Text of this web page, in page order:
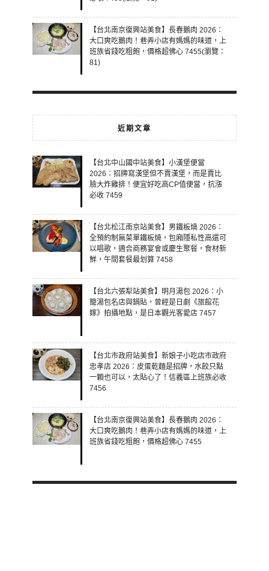
【台北南京復興站美食】長春鵝肉 2026：
大口爽吃鵝肉！巷弄小店有媽媽的味道，上
班族省錢吃粗飽，價格超佛心 7455(瀏覽：
81)
近期文章
【台北中山國中站美食】小漢堡便當
2026：招牌寫漢堡但不賣漢堡，而是賣比
臉大炸雞排！便宜好吃高CP值便當，抗漲
必收 7459
【台北松江南京站美食】男鐵板燒 2026：
全預約制無菜單鐵板燒，包廂隱私性高還可
以唱歌，適合商務宴會或慶生聚餐，食材新
鮮，午間套餐最划算 7458
【台北六張犁站美食】明月湯包 2026：小
籠湯包名店與鍋貼，曾經是日劇《旅館花
嫁》拍攝地點，是日本觀光客愛店 7457
【台北市政府站美食】新娘子小吃店市政府
忠孝店 2026：皮蛋乾麵是招牌，水餃只點
一顆也可以，太貼心了！信義區上班族必收
7456
【台北南京復興站美食】長春鵝肉 2026：
大口爽吃鵝肉！巷弄小店有媽媽的味道，上
班族省錢吃粗飽，價格超佛心 7455